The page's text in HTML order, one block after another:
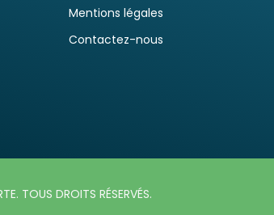
Mentions légales
Contactez-nous
TOUS DROITS RÉSERVÉS.